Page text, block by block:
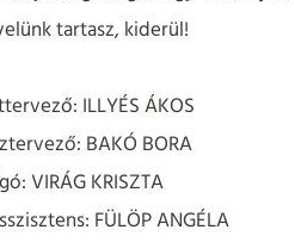
tartasz, kiderül!
ILLYÉS ÁKOS
BAKÓ BORA
VIRÁG KRISZTA
FÜLÖP ANGÉLA